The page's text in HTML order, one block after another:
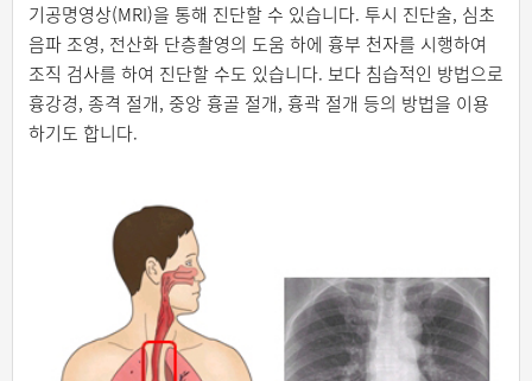
기공명영상(MRI)을 통해 진단할 수 있습니다. 투시 진단술, 심초
음파 조영, 전산화 단층촬영의 도움 하에 흉부 천자를 시행하여
조직 검사를 하여 진단할 수도 있습니다. 보다 침습적인 방법으로
흉강경, 종격 절개, 중앙 흉골 절개, 흉곽 절개 등의 방법을 이용
하기도 합니다.